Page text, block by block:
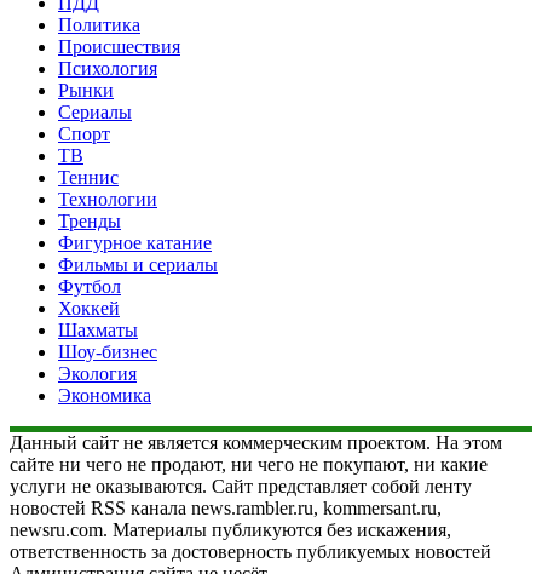
Политика
Происшествия
Психология
Рынки
Сериалы
Спорт
ТВ
Теннис
Технологии
Тренды
Фигурное катание
Фильмы и сериалы
Футбол
Хоккей
Шахматы
Шоу-бизнес
Экология
Экономика
Данный сайт не является коммерческим проектом. На этом
сайте ни чего не продают, ни чего не покупают, ни какие
услуги не оказываются. Сайт представляет собой ленту
новостей RSS канала news.rambler.ru, kommersant.ru,
newsru.com. Материалы публикуются без искажения,
ответственность за достоверность публикуемых новостей